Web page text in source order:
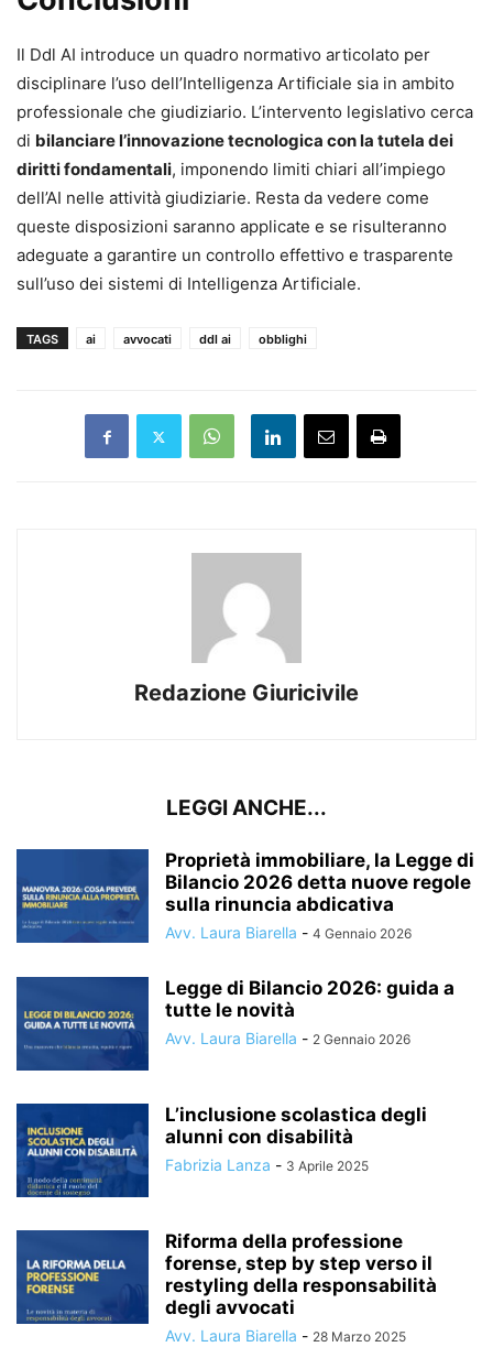
Il Ddl AI introduce un quadro normativo articolato per
disciplinare l’uso dell’Intelligenza Artificiale sia in ambito
professionale che giudiziario. L’intervento legislativo cerca
di bilanciare l’innovazione tecnologica con la tutela dei
diritti fondamentali, imponendo limiti chiari all’impiego
dell’AI nelle attività giudiziarie. Resta da vedere come
queste disposizioni saranno applicate e se risulteranno
adeguate a garantire un controllo effettivo e trasparente
sull’uso dei sistemi di Intelligenza Artificiale.
TAGS ai avvocati ddl ai obblighi
Redazione Giuricivile
LEGGI ANCHE...
Proprietà immobiliare, la Legge di
Bilancio 2026 detta nuove regole
sulla rinuncia abdicativa
Avv. Laura Biarella - 4 Gennaio 2026
Legge di Bilancio 2026: guida a
tutte le novità
Avv. Laura Biarella - 2 Gennaio 2026
L’inclusione scolastica degli
alunni con disabilità
Fabrizia Lanza - 3 Aprile 2025
Riforma della professione
forense, step by step verso il
restyling della responsabilità
degli avvocati
Avv. Laura Biarella - 28 Marzo 2025